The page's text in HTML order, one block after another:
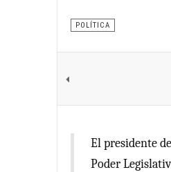
POLÍTICA
El presidente
Poder